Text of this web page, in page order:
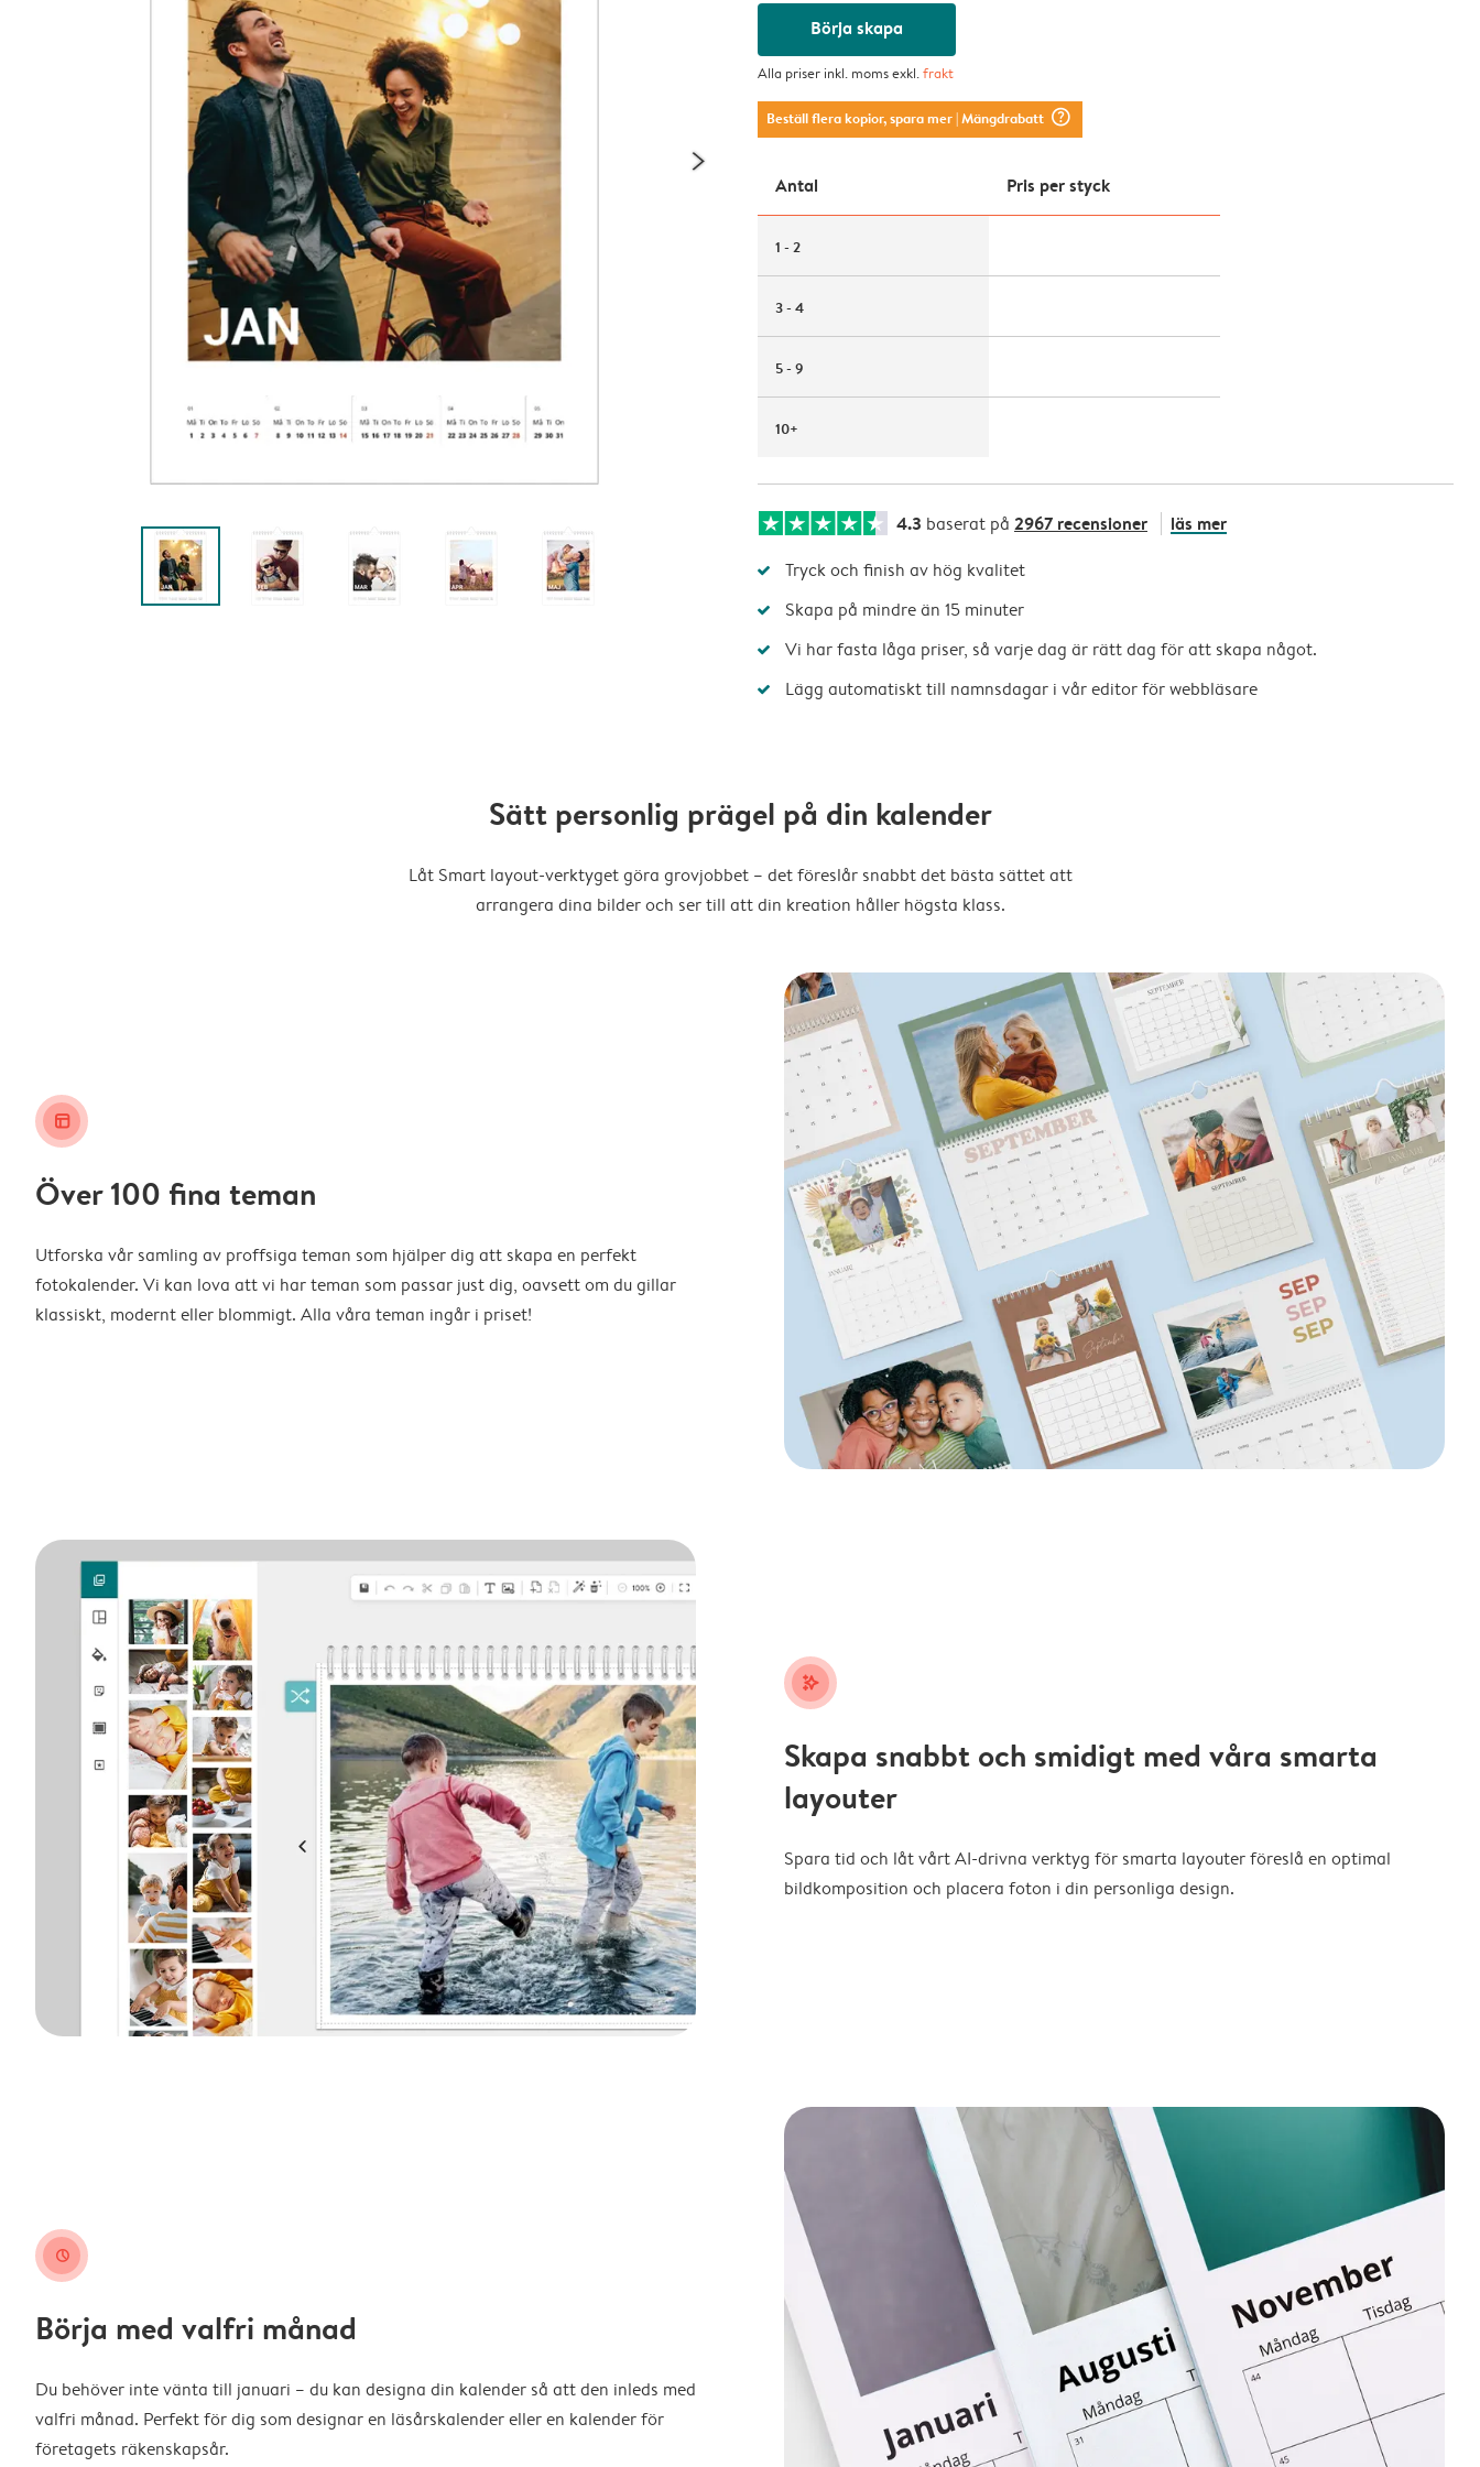
Börja skapa
Alla priser inkl. moms exkl.frakt
Beställ flera kopior, spara mer| Mängdrabatt question_mark_circle
Antal Pris per styck
1 - 2
3 - 4
5 - 9
10+
4.3 baserat på 2967 recensioner läs mer
Tryck och finish av hög kvalitet
Skapa på mindre än 15 minuter
Vi har fasta låga priser, så varje dag är rätt dag för att skapa något.
Lägg automatiskt till namnsdagar i vår editor för webbläsare
Sätt personlig prägel på din kalender
Låt Smart layout-verktyget göra grovjobbet – det föreslår snabbt det bästa sättet att
arrangera dina bilder och ser till att din kreation håller högsta klass.
layout_alt
Över 100 fina teman
Utforska vår samling av proffsiga teman som hjälper dig att skapa en perfekt
fotokalender. Vi kan lova att vi har teman som passar just dig, oavsett om du gillar
klassiskt, modernt eller blommigt. Alla våra teman ingår i priset!
stars_plus
Skapa snabbt och smidigt med våra smarta
layouter
Spara tid och låt vårt AI-drivna verktyg för smarta layouter föreslå en optimal
bildkomposition och placera foton i din personliga design.
clock
Börja med valfri månad
Du behöver inte vänta till januari – du kan designa din kalender så att den inleds med
valfri månad. Perfekt för dig som designar en läsårskalender eller en kalender för
företagets räkenskapsår.